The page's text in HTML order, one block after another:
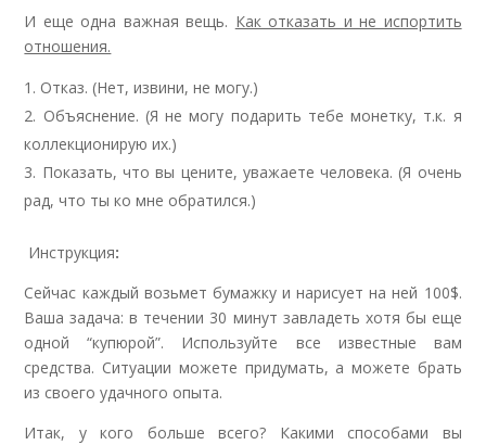
И еще одна важная вещь. Как отказать и не испортить
отношения.
Отказ. (Нет, извини, не могу.)
Объяснение. (Я не могу подарить тебе монетку, т.к. я
коллекционирую их.)
Показать, что вы цените, уважаете человека. (Я очень
рад, что ты ко мне обратился.)
Инструкция:
Сейчас каждый возьмет бумажку и нарисует на ней 100$.
Ваша задача: в течении 30 минут завладеть хотя бы еще
одной “купюрой”. Используйте все известные вам
средства. Ситуации можете придумать, а можете брать
из своего удачного опыта.
Итак, у кого больше всего? Какими способами вы